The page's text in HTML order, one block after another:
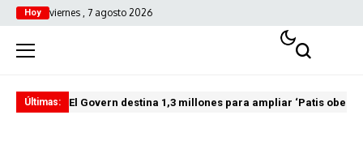
Hoy viernes , 7 agosto 2026
Últimas: El Govern destina 1,3 millones para ampliar ‘Patis